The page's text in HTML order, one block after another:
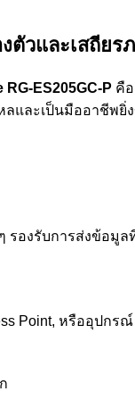
ตัวและเสถียร
RG-ES205GC-P คื
ลและเป็นมืออาชีพยิ่
องรับการส่งข้อมูล
Point, หรืออุปกร